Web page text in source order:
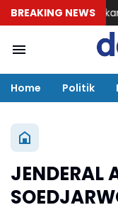
BREAKING NEWS
Polisi Bongkar Kasus
Home Politik
JENDERAL